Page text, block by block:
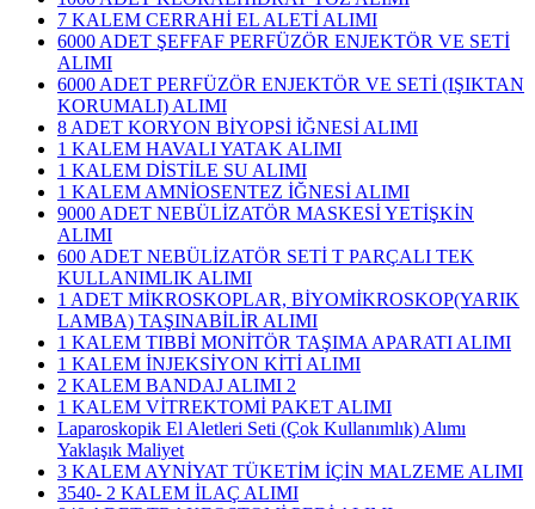
7 KALEM CERRAHİ EL ALETİ ALIMI
6000 ADET ŞEFFAF PERFÜZÖR ENJEKTÖR VE SETİ
ALIMI
6000 ADET PERFÜZÖR ENJEKTÖR VE SETİ (IŞIKTAN
KORUMALI) ALIMI
8 ADET KORYON BİYOPSİ İĞNESİ ALIMI
1 KALEM HAVALI YATAK ALIMI
1 KALEM DİSTİLE SU ALIMI
1 KALEM AMNİOSENTEZ İĞNESİ ALIMI
9000 ADET NEBÜLİZATÖR MASKESİ YETİŞKİN
ALIMI
600 ADET NEBÜLİZATÖR SETİ T PARÇALI TEK
KULLANIMLIK ALIMI
1 ADET MİKROSKOPLAR, BİYOMİKROSKOP(YARIK
LAMBA) TAŞINABİLİR ALIMI
1 KALEM TIBBİ MONİTÖR TAŞIMA APARATI ALIMI
1 KALEM İNJEKSİYON KİTİ ALIMI
2 KALEM BANDAJ ALIMI 2
1 KALEM VİTREKTOMİ PAKET ALIMI
Laparoskopik El Aletleri Seti (Çok Kullanımlık) Alımı
Yaklaşık Maliyet
3 KALEM AYNİYAT TÜKETİM İÇİN MALZEME ALIMI
3540- 2 KALEM İLAÇ ALIMI